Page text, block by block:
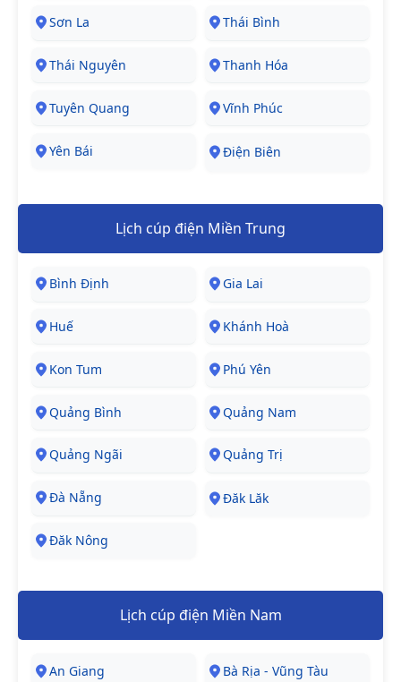
Sơn La Thái Bình
Thái Nguyên Thanh Hóa
Tuyên Quang Vĩnh Phúc
Yên Bái Điện Biên
Lịch cúp điện Miền Trung
Bình Định Gia Lai
Huế Khánh Hoà
Kon Tum Phú Yên
Quảng Bình Quảng Nam
Quảng Ngãi Quảng Trị
Đà Nẵng Đăk Lăk
Đăk Nông
Lịch cúp điện Miền Nam
An Giang Bà Rịa - Vũng Tàu